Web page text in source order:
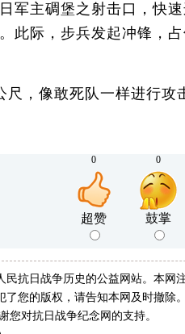
军主碉堡之射击口，快
此际，步兵发起冲锋，
像敢死队一样进行攻
0
超赞
0
鼓掌
抗日战争历史的公益网站。本
您的版权，请告知本网及时撤
您对抗日战争纪念网的支持。